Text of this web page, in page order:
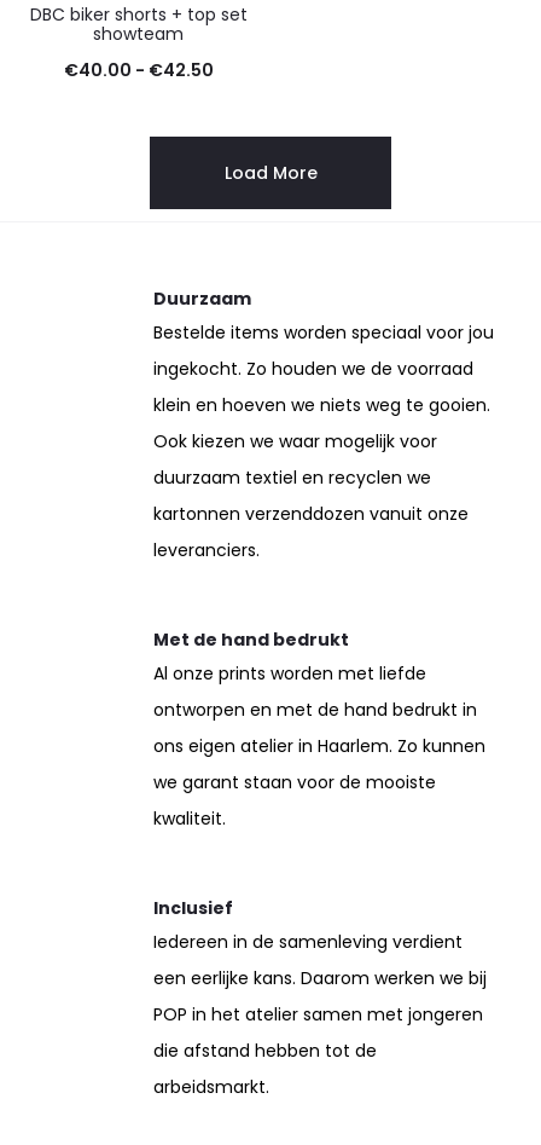
DBC biker shorts + top set
showteam
€40.00 - €42.50Prijsklasse:
tot
€42.50
Load More
Duurzaam
Bestelde items worden speciaal voor jou
ingekocht. Zo houden we de voorraad
klein en hoeven we niets weg te gooien.
Ook kiezen we waar mogelijk voor
duurzaam textiel en recyclen we
kartonnen verzenddozen vanuit onze
leveranciers.
Met de hand bedrukt
Al onze prints worden met liefde
ontworpen en met de hand bedrukt in
ons eigen atelier in Haarlem. Zo kunnen
we garant staan voor de mooiste
kwaliteit.
Inclusief
Iedereen in de samenleving verdient
een eerlijke kans. Daarom werken we bij
POP in het atelier samen met jongeren
die afstand hebben tot de
arbeidsmarkt.